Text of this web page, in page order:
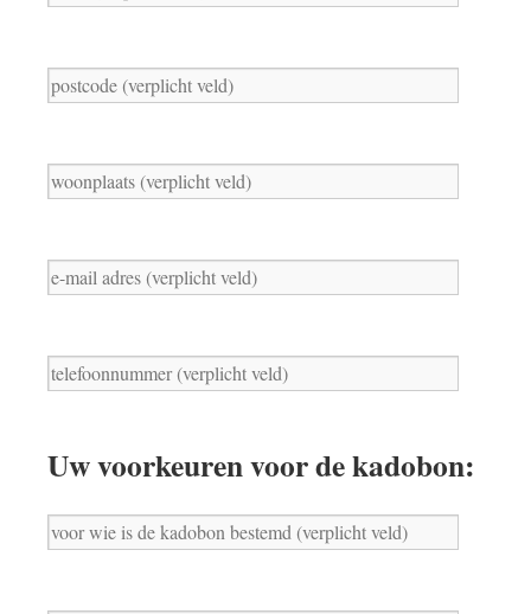
Uw voorkeuren voor de kadobon: